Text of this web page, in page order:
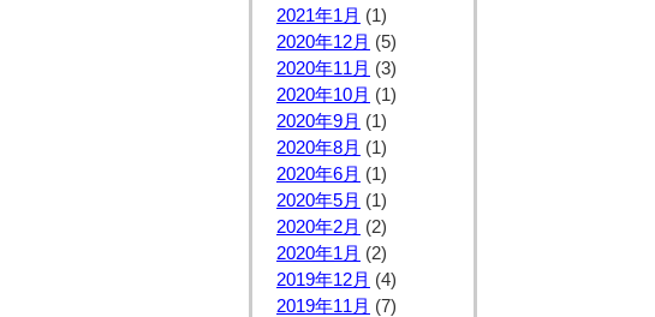
2021年1月 (1)
2020年12月 (5)
2020年11月 (3)
2020年10月 (1)
2020年9月 (1)
2020年8月 (1)
2020年6月 (1)
2020年5月 (1)
2020年2月 (2)
2020年1月 (2)
2019年12月 (4)
2019年11月 (7)